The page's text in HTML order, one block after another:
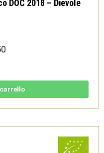
DOC 2018 – Dievole